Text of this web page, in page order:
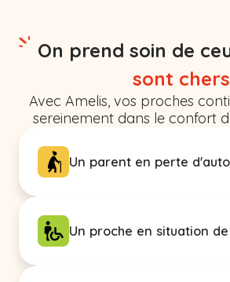
On prend soin de
sont chers
Avec Amelis, vos proches
sereinement dans le confort
Un parent en perte
Un proche en situation